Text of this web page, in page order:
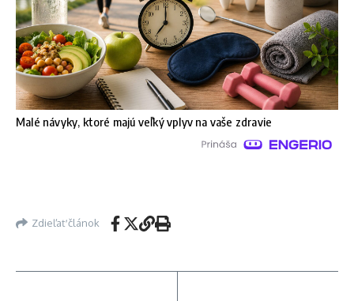
Malé návyky, ktoré majú veľký vplyv na vaše zdravie
Zdieľať článok